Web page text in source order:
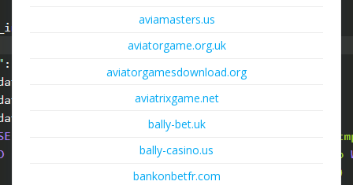
aviamasters.us
aviatorgame.org.uk
aviatorgamesdownload.org
aviatrixgame.net
bally-bet.uk
bally-casino.us
bankonbetfr.com